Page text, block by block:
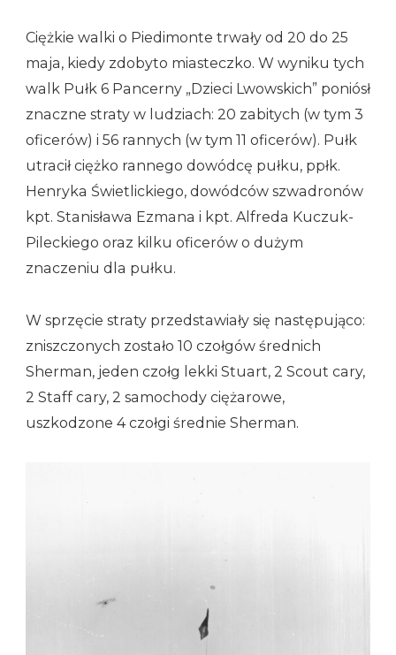
Ciężkie walki o Piedimonte trwały od 20 do 25
maja, kiedy zdobyto miasteczko. W wyniku tych
walk Pułk 6 Pancerny „Dzieci Lwowskich” poniósł
znaczne straty w ludziach: 20 zabitych (w tym 3
oficerów) i 56 rannych (w tym 11 oficerów). Pułk
utracił ciężko rannego dowódcę pułku, ppłk.
Henryka Świetlickiego, dowódców szwadronów
kpt. Stanisława Ezmana i kpt. Alfreda Kuczuk-
Pileckiego oraz kilku oficerów o dużym
znaczeniu dla pułku.
W sprzęcie straty przedstawiały się następująco:
zniszczonych zostało 10 czołgów średnich
Sherman, jeden czołg lekki Stuart, 2 Scout cary,
2 Staff cary, 2 samochody ciężarowe,
uszkodzone 4 czołgi średnie Sherman.